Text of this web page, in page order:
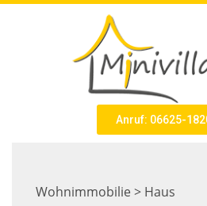
Anruf: 06625-
Wohnimmobilie > Haus